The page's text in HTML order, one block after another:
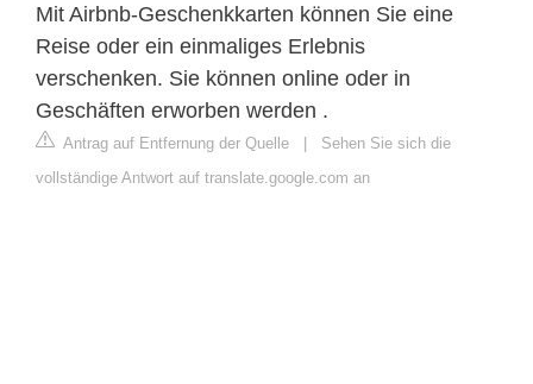
Mit Airbnb-Geschenkkarten können Sie eine
Reise oder ein einmaliges Erlebnis
verschenken. Sie können online oder in
Geschäften erworben werden .
Antrag auf Entfernung der Quelle | Sehen Sie sich die
vollständige Antwort auf translate.google.com an